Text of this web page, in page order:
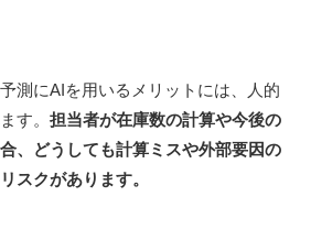
測にAIを用いるメリットには、人的
す。 担当者が在庫数の計算や今後の
、どうしても計算ミスや外部要因の
スクがあります。